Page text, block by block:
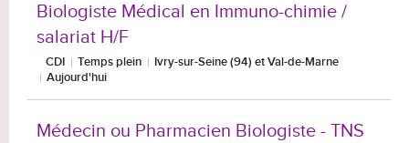
Biologiste Médical en Immuno-chimie /
salariat H/F
CDI Temps plein
Ivry-sur-Seine (94) et Val-de-Marne
Aujourd'hui
Médecin ou Pharmacien Biologiste - TNS